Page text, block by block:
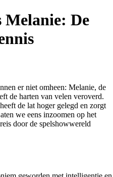
Melanie: De
er niet omheen: Melanie, de
de harten van velen veroverd.
de lat hoger gelegd en zorgt
we eens inzoomen op het
door de spelshowwereld